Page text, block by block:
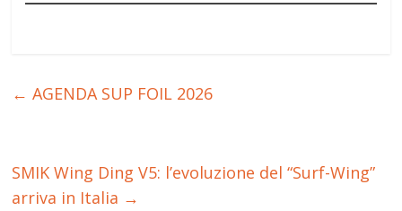
← AGENDA SUP FOIL 2026
SMIK Wing Ding V5: l’evoluzione del “Surf-Wing”
arriva in Italia →